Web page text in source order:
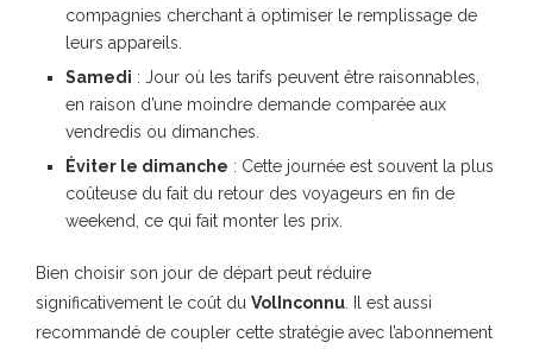
compagnies cherchant à optimiser le remplissage de
leurs appareils.
Samedi : Jour où les tarifs peuvent être raisonnables,
en raison d’une moindre demande comparée aux
vendredis ou dimanches.
Éviter le dimanche : Cette journée est souvent la plus
coûteuse du fait du retour des voyageurs en fin de
weekend, ce qui fait monter les prix.
Bien choisir son jour de départ peut réduire
significativement le coût du VolInconnu . Il est aussi
recommandé de coupler cette stratégie avec l’abonnement